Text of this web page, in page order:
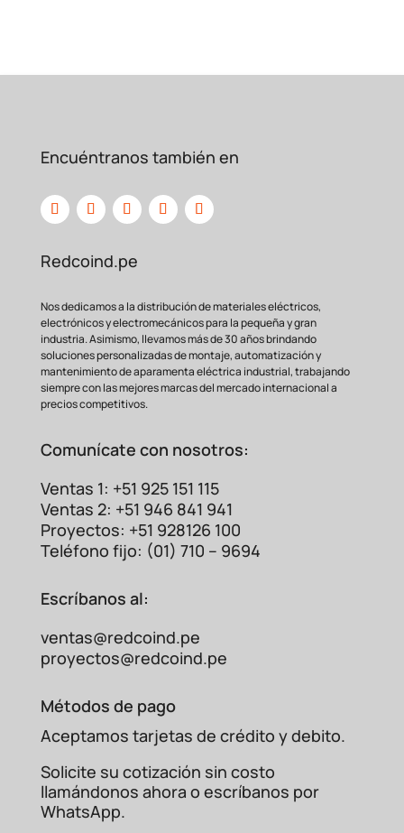
Encuéntranos también en
Redcoind.pe
Nos dedicamos a la distribución de materiales eléctricos,
electrónicos y electromecánicos para la pequeña y gran
industria. Asimismo, llevamos más de 30 años brindando
soluciones personalizadas de montaje, automatización y
mantenimiento de aparamenta eléctrica industrial, trabajando
siempre con las mejores marcas del mercado internacional a
precios competitivos.
Comunícate con nosotros:
Ventas 1: +51 925 151 115
Ventas 2: +51 946 841 941
Proyectos: +51 928126 100
Teléfono fijo: (01) 710 – 9694
Escríbanos al:
ventas@redcoind.pe
proyectos@redcoind.pe
Métodos de pago
Aceptamos tarjetas de crédito y debito.
Solicite su cotización sin costo
llamándonos ahora o escríbanos por
WhatsApp.